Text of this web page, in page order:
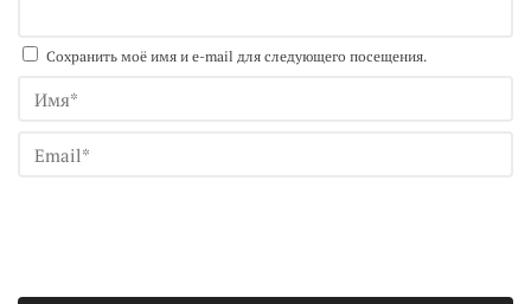
Сохранить моё имя и e-mail для следующего посещения.